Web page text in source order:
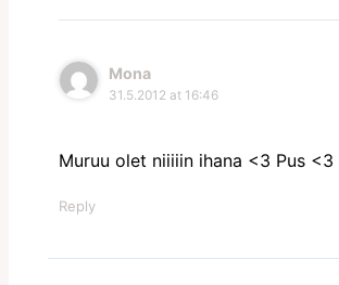
Mona
31.5.2012 at 16:46
Muruu olet niiiiin ihana <3 Pus <3
Reply